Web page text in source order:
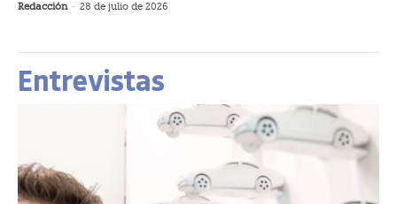
Redacción - 28 de julio de 2026
Entrevistas